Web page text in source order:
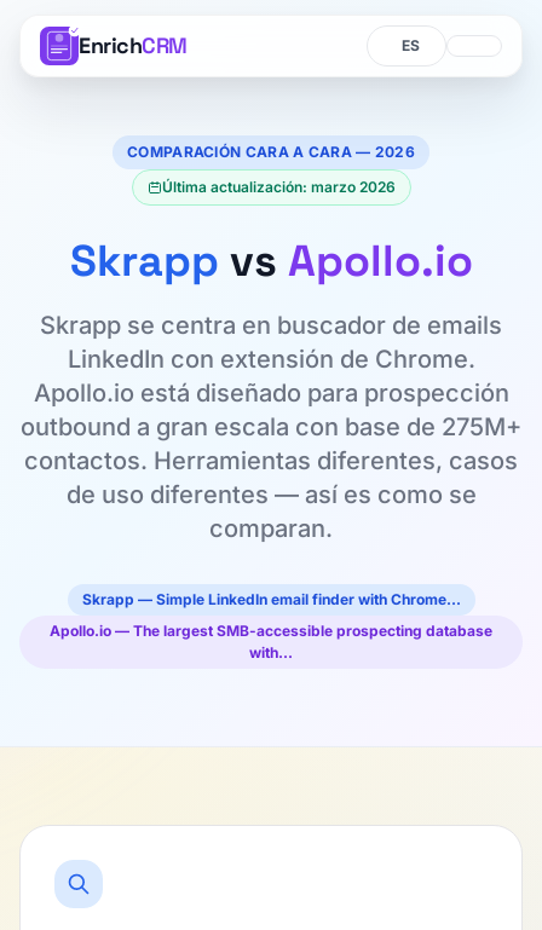
EnrichCRM Idioma
Idioma
COMPARACIÓN CARA A CARA — 2026
Última actualización: marzo 2026
Skrapp vs Apollo.io
Skrapp se centra en buscador de emails
LinkedIn con extensión de Chrome.
Apollo.io está diseñado para prospección
outbound a gran escala con base de 275M+
contactos. Herramientas diferentes, casos
de uso diferentes — así es como se
comparan.
Skrapp — Simple LinkedIn email finder with Chrome…
Apollo.io — The largest SMB-accessible prospecting database
with…